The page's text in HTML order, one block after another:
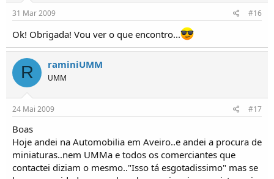
31 Mar 2009 #16
Ok! Obrigada! Vou ver o que encontro...
R raminiUMM
UMM
24 Mai 2009 #17
Boas
Hoje andei na Automobilia em Aveiro..e andei a procura de
miniaturas..nem UMMa e todos os comerciantes que
contactei diziam o mesmo.."Isso tá esgotadissimo" mas se